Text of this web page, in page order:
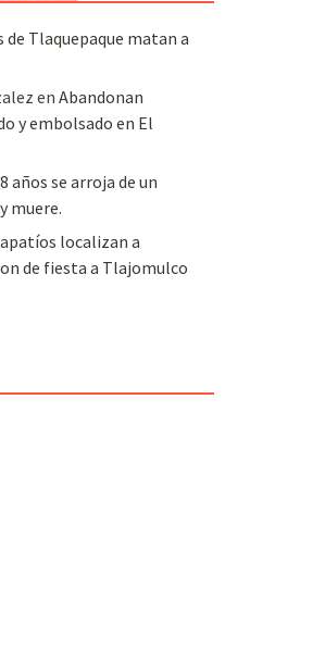
de Tlaquepaque matan a
en Abandonan
y embolsado en El
años se arroja de un
muere.
localizan a
de fiesta a Tlajomulco